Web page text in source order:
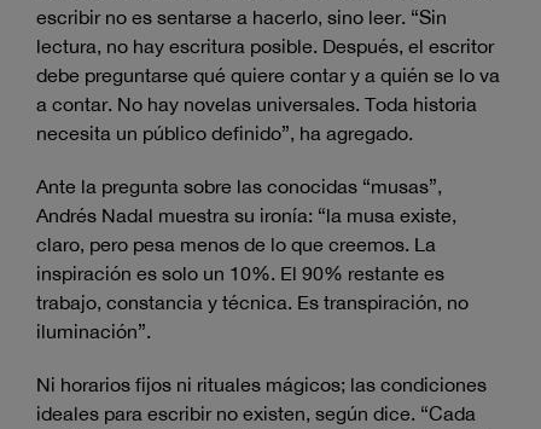
escribir no es sentarse a hacerlo, sino leer. “Sin
lectura, no hay escritura posible. Después, el escritor
debe preguntarse qué quiere contar y a quién se lo va
a contar. No hay novelas universales. Toda historia
necesita un público definido”, ha agregado.
Ante la pregunta sobre las conocidas “musas”,
Andrés Nadal muestra su ironía: “la musa existe,
claro, pero pesa menos de lo que creemos. La
inspiración es solo un 10%. El 90% restante es
trabajo, constancia y técnica. Es transpiración, no
iluminación”.
Ni horarios fijos ni rituales mágicos; las condiciones
ideales para escribir no existen, según dice. “Cada